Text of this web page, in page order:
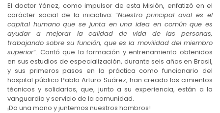
El doctor Yánez, como impulsor de esta Misión, enfatizó en el
carácter social de la iniciativa: “Nuestro principal aval es el
capital humano que se junta en una idea en común que es
ayudar a mejorar la calidad de vida de las personas,
trabajando sobre su función, que es la movilidad del miembro
superior”. Contó que la formación y entrenamiento obtenidos
en sus estudios de especialización, durante seis años en Brasil,
y sus primeros pasos en la práctica como funcionario del
hospital público Pablo Arturo Suárez, han creado los cimientos
técnicos y solidarios, que, junto a su experiencia, están a la
vanguardia y servicio de la comunidad.
¡Da una mano y juntemos nuestros hombros!